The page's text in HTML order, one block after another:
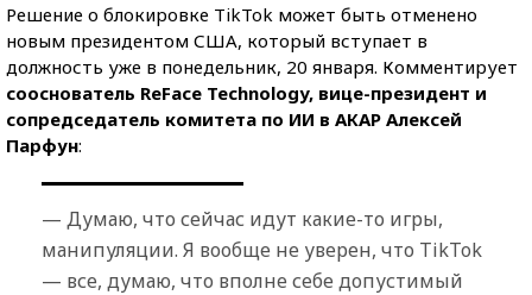
Решение о блокировке TikTok может быть отменено
новым президентом США, который вступает в
должность уже в понедельник, 20 января. Комментирует
сооснователь ReFace Technology, вице-президент и
сопредседатель комитета по ИИ в АКАР Алексей
Парфун:
— Думаю, что сейчас идут какие-то игры,
манипуляции. Я вообще не уверен, что TikTok
— все, думаю, что вполне себе допустимый